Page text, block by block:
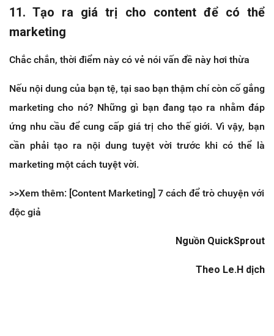
11. Tạo ra giá trị cho content để có thể
marketing
Chắc chắn, thời điểm này có vẻ nói vấn đề này hơi thừa
Nếu nội dung của bạn tệ, tại sao bạn thậm chí còn cố gắng
marketing cho nó? Những gì bạn đang tạo ra nhằm đáp
ứng nhu cầu để cung cấp giá trị cho thế giới. Vì vậy, bạn
cần phải tạo ra nội dung tuyệt vời trước khi có thể là
marketing một cách tuyệt vời.
>>Xem thêm: [Content Marketing] 7 cách để trò chuyện với
độc giả
Nguồn QuickSprout
Theo Le.H dịch